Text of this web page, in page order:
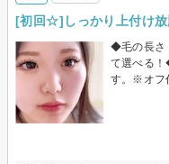
[初回☆]しっかり上付け放
◆毛の長さ
て選べる
す。※オフ